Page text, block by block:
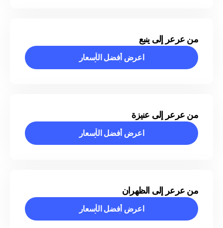
من عرعر إلى ينبع
اعرض أفضل الأسعار
اعرض أفضل الأسعار
من عرعر إلى عنيزة
اعرض أفضل الأسعار
اعرض أفضل الأسعار
من عرعر إلى الظهران
اعرض أفضل الأسعار
اعرض أفضل الأسعار